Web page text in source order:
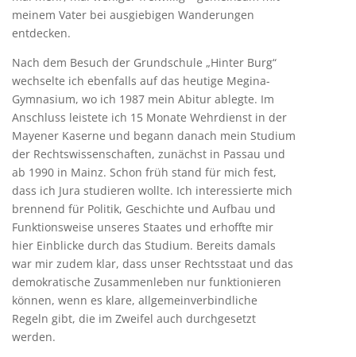
meinem Vater bei ausgiebigen Wanderungen
entdecken.
Nach dem Besuch der Grundschule „Hinter Burg“
wechselte ich ebenfalls auf das heutige Megina-
Gymnasium, wo ich 1987 mein Abitur ablegte. Im
Anschluss leistete ich 15 Monate Wehrdienst in der
Mayener Kaserne und begann danach mein Studium
der Rechtswissenschaften, zunächst in Passau und
ab 1990 in Mainz. Schon früh stand für mich fest,
dass ich Jura studieren wollte. Ich interessierte mich
brennend für Politik, Geschichte und Aufbau und
Funktionsweise unseres Staates und erhoffte mir
hier Einblicke durch das Studium. Bereits damals
war mir zudem klar, dass unser Rechtsstaat und das
demokratische Zusammenleben nur funktionieren
können, wenn es klare, allgemeinverbindliche
Regeln gibt, die im Zweifel auch durchgesetzt
werden.